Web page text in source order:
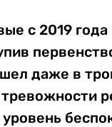
с 2019
даже в